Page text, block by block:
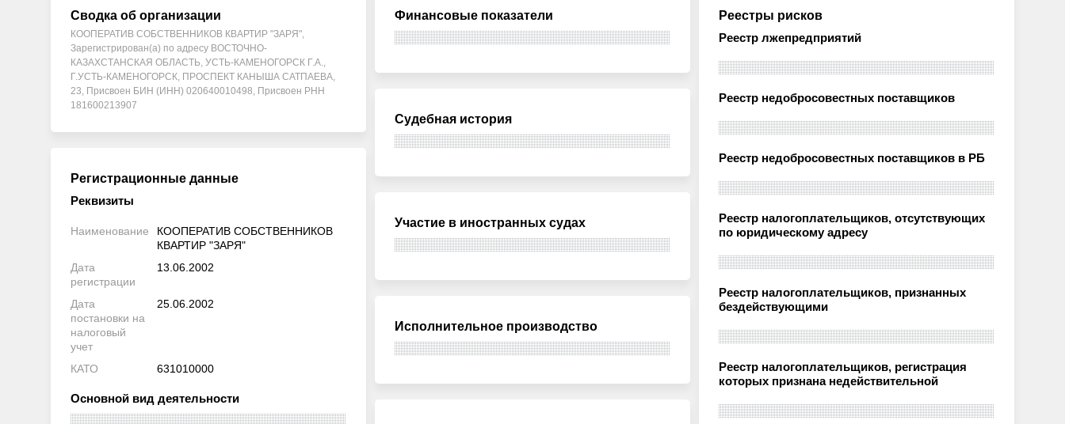
Сводка об организации
КООПЕРАТИВ СОБСТВЕННИКОВ КВАРТИР "ЗАРЯ",
Зарегистрирован(а) по адресу ВОСТОЧНО-
КАЗАХСТАНСКАЯ ОБЛАСТЬ, УСТЬ-КАМЕНОГОРСК Г.А.,
Г.УСТЬ-КАМЕНОГОРСК, ПРОСПЕКТ КАНЫША САТПАЕВА,
23, Присвоен БИН (ИНН) 020640010498, Присвоен РНН
181600213907
Регистрационные данные
Реквизиты
Наименование
КООПЕРАТИВ СОБСТВЕННИКОВ
КВАРТИР "ЗАРЯ"
Дата
регистрации
13.06.2002
Дата
постановки на
налоговый
учет
25.06.2002
КАТО 631010000
Основной вид деятельности
Финансовые показатели
Судебная история
Участие в иностранных судах
Исполнительное производство
Реестры рисков
Реестр лжепредприятий
Реестр недобросовестных поставщиков
Реестр недобросовестных поставщиков в РБ
Реестр налогоплательщиков, отсутствующих
по юридическому адресу
Реестр налогоплательщиков, признанных
бездействующими
Реестр налогоплательщиков, регистрация
которых признана недействительной